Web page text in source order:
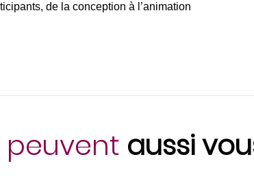
de la conception à l’animation
aussi